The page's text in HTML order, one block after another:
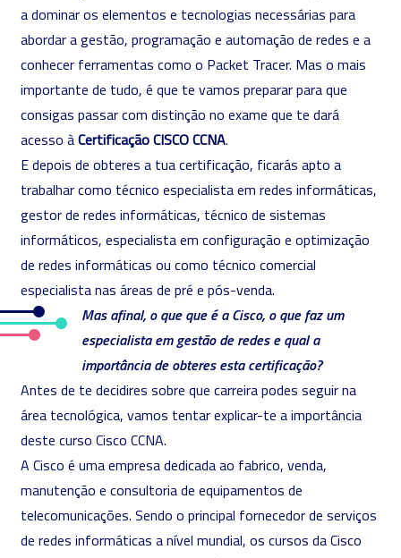
a dominar os elementos e tecnologias necessárias para
abordar a gestão, programação e automação de redes e a
conhecer ferramentas como o Packet Tracer. Mas o mais
importante de tudo, é que te vamos preparar para que
consigas passar com distinção no exame que te dará
acesso àCertificação CISCO CCNA.
E depois de obteres a tua certificação, ficarás apto a
trabalhar como técnico especialista em redes informáticas,
gestor de redes informáticas, técnico de sistemas
informáticos, especialista em configuração e optimização
de redes informáticas ou como técnico comercial
especialista nas áreas de pré e pós-venda.
Mas afinal, o que que é a Cisco, o que faz um
especialista em gestão de redes e qual a
importância de obteres esta certificação?
Antes de te decidires sobre que carreira podes seguir na
área tecnológica, vamos tentar explicar-te a importância
deste curso Cisco CCNA.
A Cisco é uma empresa dedicada ao fabrico, venda,
manutenção e consultoria de equipamentos de
telecomunicações. Sendo o principal fornecedor de serviços
de redes informáticas a nível mundial, os cursos da Cisco